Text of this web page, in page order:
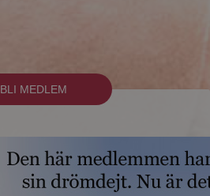
BLI MEDLEM